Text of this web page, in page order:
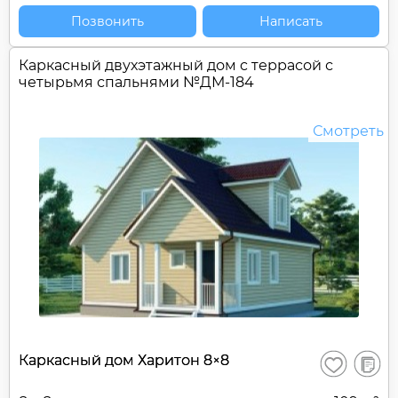
Позвонить Написать
Каркасный двухэтажный дом c террасой с
четырьмя спальнями №ДМ-184
Смотреть
Каркасный дом Харитон 8×8 Сохранить
В